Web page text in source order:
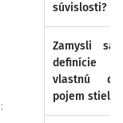
súvislosti?
Zamysli
definície
vlastnú
pojem stielka